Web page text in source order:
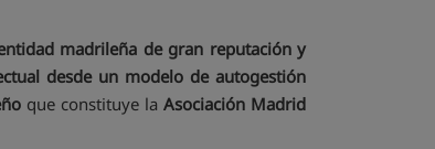
madrileña de gran reputación y
desde un modelo de autogestión
que constituye laAsociación Madrid